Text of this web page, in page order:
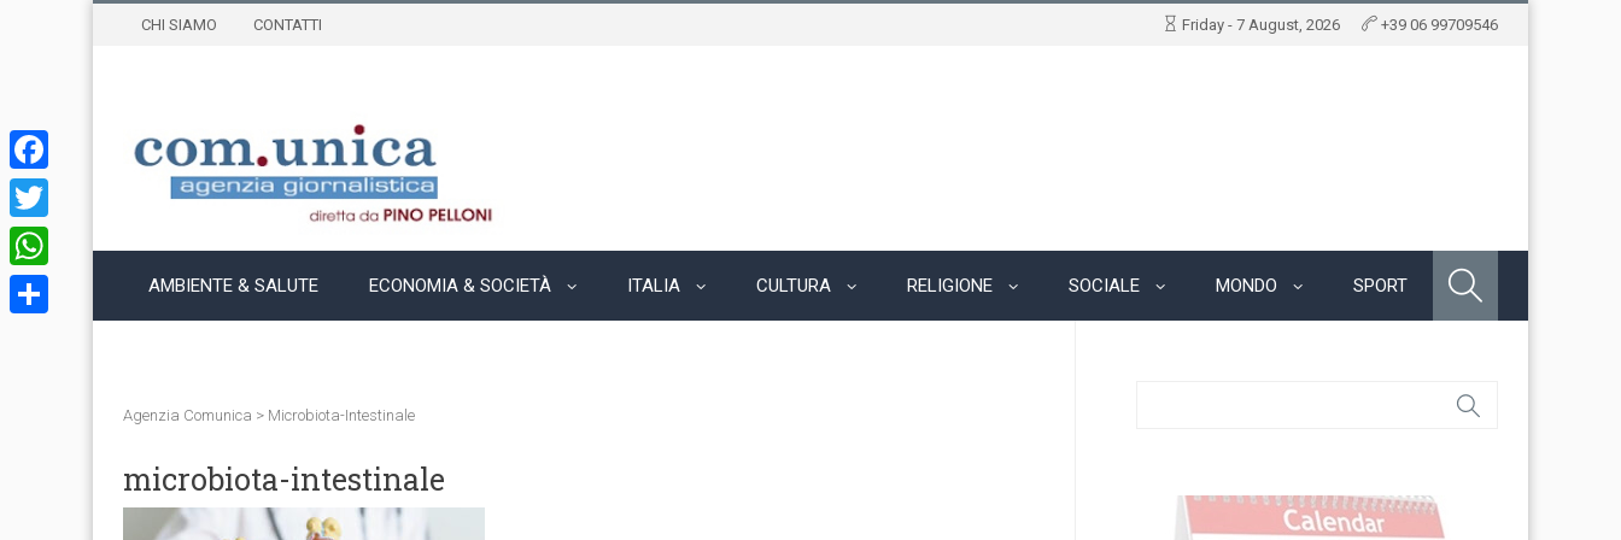
CHI SIAMO CONTATTI Friday - 7 August, 2026 +39 06 99709546
AMBIENTE & SALUTE ECONOMIA & SOCIETÀ ITALIA CULTURA RELIGIONE SOCIALE MONDO SPORT
Agenzia Comunica > Microbiota-Intestinale
microbiota-intestinale
Facebook
Twitter
WhatsApp